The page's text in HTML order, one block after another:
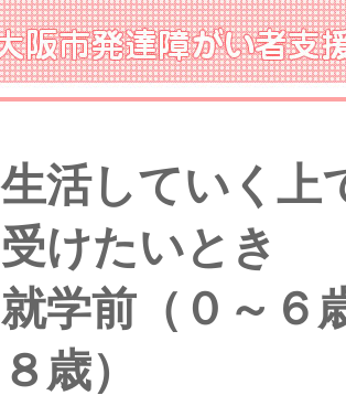
生活していく上
受けたいとき
就学前（０～６
８歳）